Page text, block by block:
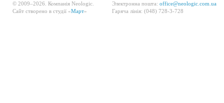
© 2009–2026. Компанія Neologic.
Сайт створено в студії «Март»
Электронна пошта:office@neologic.com.ua
Гаряча лінія: (048) 728-3-728